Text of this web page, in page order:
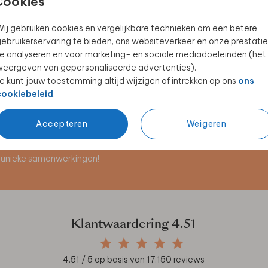
gebruiken cookies en vergelijkbare technieken om een betere
te bieden, ons websiteverkeer en onze
analyseren en voor marketing- en sociale mediadoeleinden (het
van gepersonaliseerde advertenties).
kunt jouw toestemming altijd wijzigen of intrekken op ons ons
.
Accepteren Weigeren
KRAAMBEZOEKBOEK KRAAMBORRELKAARTJE
samenwerkingen!
Klantwaardering4.51
4.51 / 5 op basis van 17.150 reviews